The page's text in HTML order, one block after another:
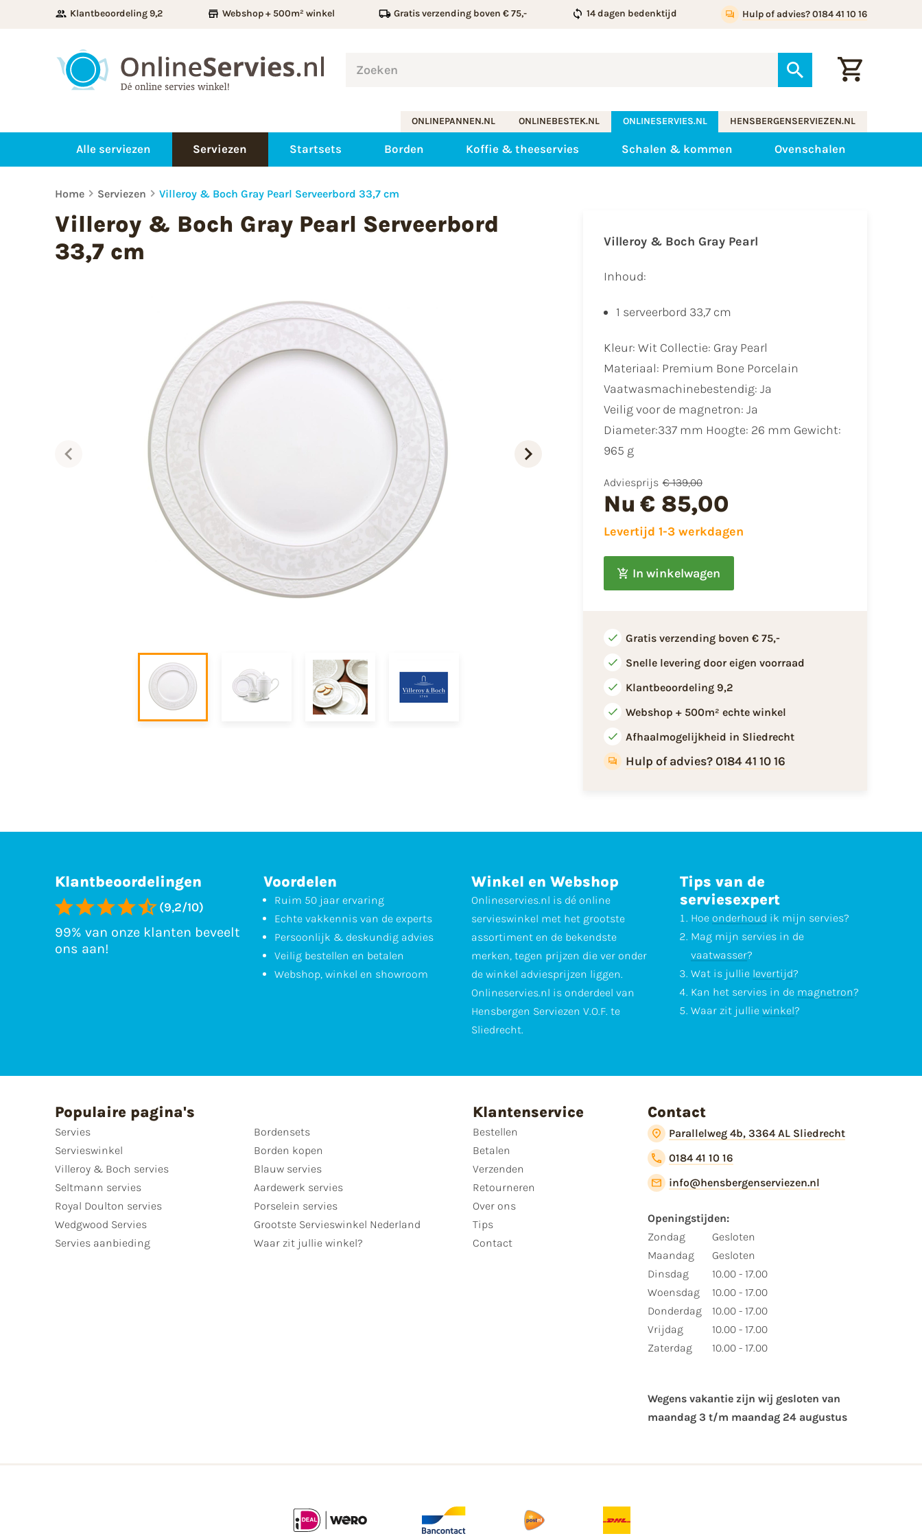
Klantbeoordeling 9,2 Webshop + 500m² winkel Gratis verzending boven € 75,- 14 dagen bedenktijd Hulp of advies? 0184 41 10 16
ONLINEPANNEN.NL ONLINEBESTEK.NL ONLINESERVIES.NL HENSBERGENSERVIEZEN.NL
Alle serviezen Serviezen Startsets Borden Koffie & theeservies Schalen & kommen Ovenschalen
Home Serviezen Villeroy & Boch Gray Pearl Serveerbord 33,7 cm
Villeroy & Boch Gray Pearl Serveerbord
33,7 cm
Villeroy & Boch Gray Pearl
Inhoud:
​1 serveerbord 33,7 cm
Kleur: Wit Collectie: Gray Pearl
​Materiaal: Premium Bone Porcelain
​Vaatwasmachinebestendig: Ja
​Veilig voor de magnetron: Ja
​Diameter:337 mm Hoogte: 26 mm Gewicht:
965 g
Adviesprijs € 139,00
Nu € 85,00
Levertijd 1-3 werkdagen
In winkelwagen
Gratis verzending boven € 75,-
Snelle levering door eigen voorraad
Klantbeoordeling 9,2
Webshop + 500m² echte winkel
Afhaalmogelijkheid in Sliedrecht
Hulp of advies? 0184 41 10 16
Klantbeoordelingen
(9,2/10)
99% van onze klanten beveelt
ons aan!
Voordelen
Ruim 50 jaar ervaring
Echte vakkennis van de experts
Persoonlijk & deskundig advies
Veilig bestellen en betalen
Webshop, winkel en showroom
Winkel en Webshop
Onlineservies.nl is dé online
servieswinkel met het grootste
assortiment en de bekendste
merken, tegen prijzen die ver onder
de winkel adviesprijzen liggen.
Onlineservies.nl is onderdeel van
Hensbergen Serviezen V.O.F. te
Sliedrecht.
Tips van de
serviesexpert
Hoe onderhoud ik mijn servies?
Mag mijn servies in de
vaatwasser?
Wat is jullie levertijd?
Kan het servies in de magnetron?
Waar zit jullie winkel?
Populaire pagina's
Servies
Servieswinkel
Villeroy & Boch servies
Seltmann servies
Royal Doulton servies
Wedgwood Servies
Servies aanbieding
Bordensets
Borden kopen
Blauw servies
Aardewerk servies
Porselein servies
Grootste Servieswinkel Nederland
Waar zit jullie winkel?
Klantenservice
Bestellen
Betalen
Verzenden
Retourneren
Over ons
Tips
Contact
Contact
Parallelweg 4b, 3364 AL Sliedrecht
0184 41 10 16
info@hensbergenserviezen.nl
Openingstijden:
Zondag
Maandag
Dinsdag
Woensdag
Donderdag
Vrijdag
Zaterdag
Gesloten
Gesloten
10.00 - 17.00
10.00 - 17.00
10.00 - 17.00
10.00 - 17.00
10.00 - 17.00
Wegens vakantie zijn wij gesloten van ​
maandag 3 t/m maandag 24 augustus